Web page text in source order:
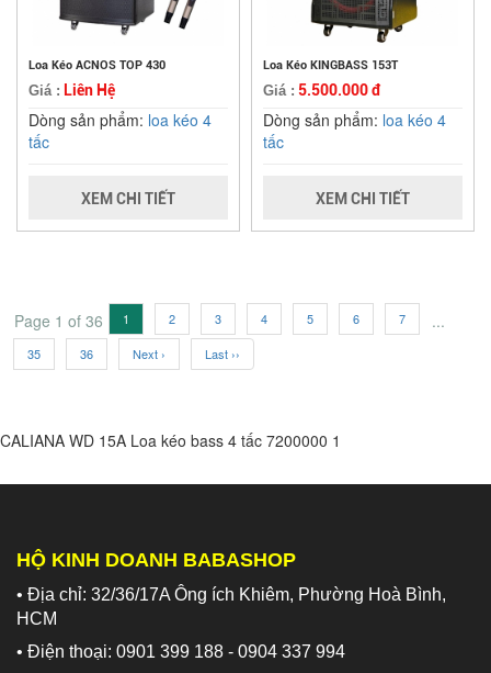
Loa Kéo ACNOS TOP 430
Giá : Liên Hệ
Dòng sản phẩm: loa kéo 4
tấc
XEM CHI TIẾT
Loa Kéo KINGBASS 153T
Giá : 5.500.000 đ
Dòng sản phẩm: loa kéo 4
tấc
XEM CHI TIẾT
Page 1 of 36 1 2 3 4 5 6 7 ...
35 36 Next › Last ››
CALIANA WD 15A Loa kéo bass 4 tấc 7200000 1
HỘ KINH DOANH BABASHOP
• Địa chỉ: 32/36/17A Ông ích Khiêm, Phường Hoà Bình,
HCM
• Điện thoại: 0901 399 188 - 0904 337 994